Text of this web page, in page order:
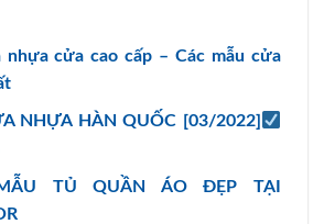
nhựa cửa cao cấp – Các mẫu cửa
NHỰA HÀN QUỐC [03/2022]
TỦ QUẦN ÁO ĐẸP TẠI